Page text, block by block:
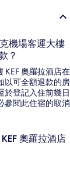
機場客運大樓
？
KEF 奧羅拉酒店在
以可全額退款的房
於登記入住前幾日
參閱此住宿的取消
奧羅拉酒店